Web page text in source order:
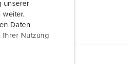
unserer
weiter.
Daten
Ihrer Nutzung